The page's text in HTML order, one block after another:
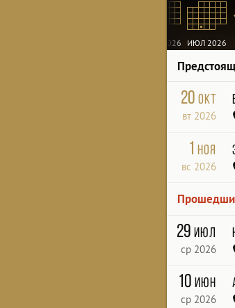
ИЮН 2026 ИЮЛ 2026
20окт
вт 2026
Hangar
1ноя
вс 2026
«Zappa
29июл
ср 2026
Zappa Barka
10июн
ср 2026